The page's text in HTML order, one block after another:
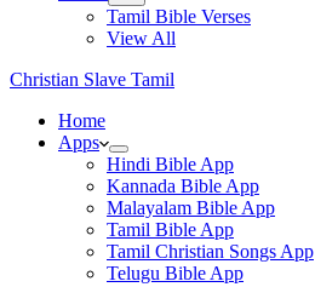
Tamil Bible Verses
View All
Christian Slave Tamil
Home
Apps
Hindi Bible App
Kannada Bible App
Malayalam Bible App
Tamil Bible App
Tamil Christian Songs App
Telugu Bible App